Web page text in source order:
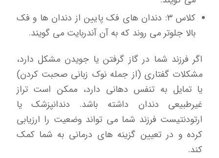
کلاس ۳: دندان های فک پایین از دندان ها و فک
بالا جلوتر می روند که به آن آندربایت می گویند.
اگر فرزند شما در گاز گرفتن یا جویدن مشکل دارد،
مشکلات گفتاری (از جمله نوک زبانی صحبت کردن)
یا تمایل به تنفس دهانی دارد، ممکن است تراز
غیرطبیعی دندان داشته باشد. دندانپزشک یا
ارتودنتیست فرزند شما می تواند وضعیت را ارزیابی
کرده و در تعیین گزینه های درمانی به شما کمک
کند.